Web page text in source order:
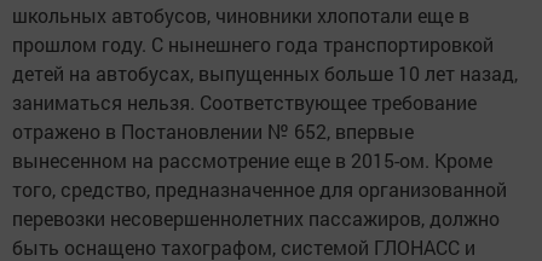
школьных автобусов, чиновники хлопотали еще в
прошлом году. С нынешнего года транспортировкой
детей на автобусах, выпущенных больше 10 лет назад,
заниматься нельзя. Соответствующее требование
отражено в Постановлении № 652, впервые
вынесенном на рассмотрение еще в 2015-ом. Кроме
того, средство, предназначенное для организованной
перевозки несовершеннолетних пассажиров, должно
быть оснащено тахографом, системой ГЛОНАСС и